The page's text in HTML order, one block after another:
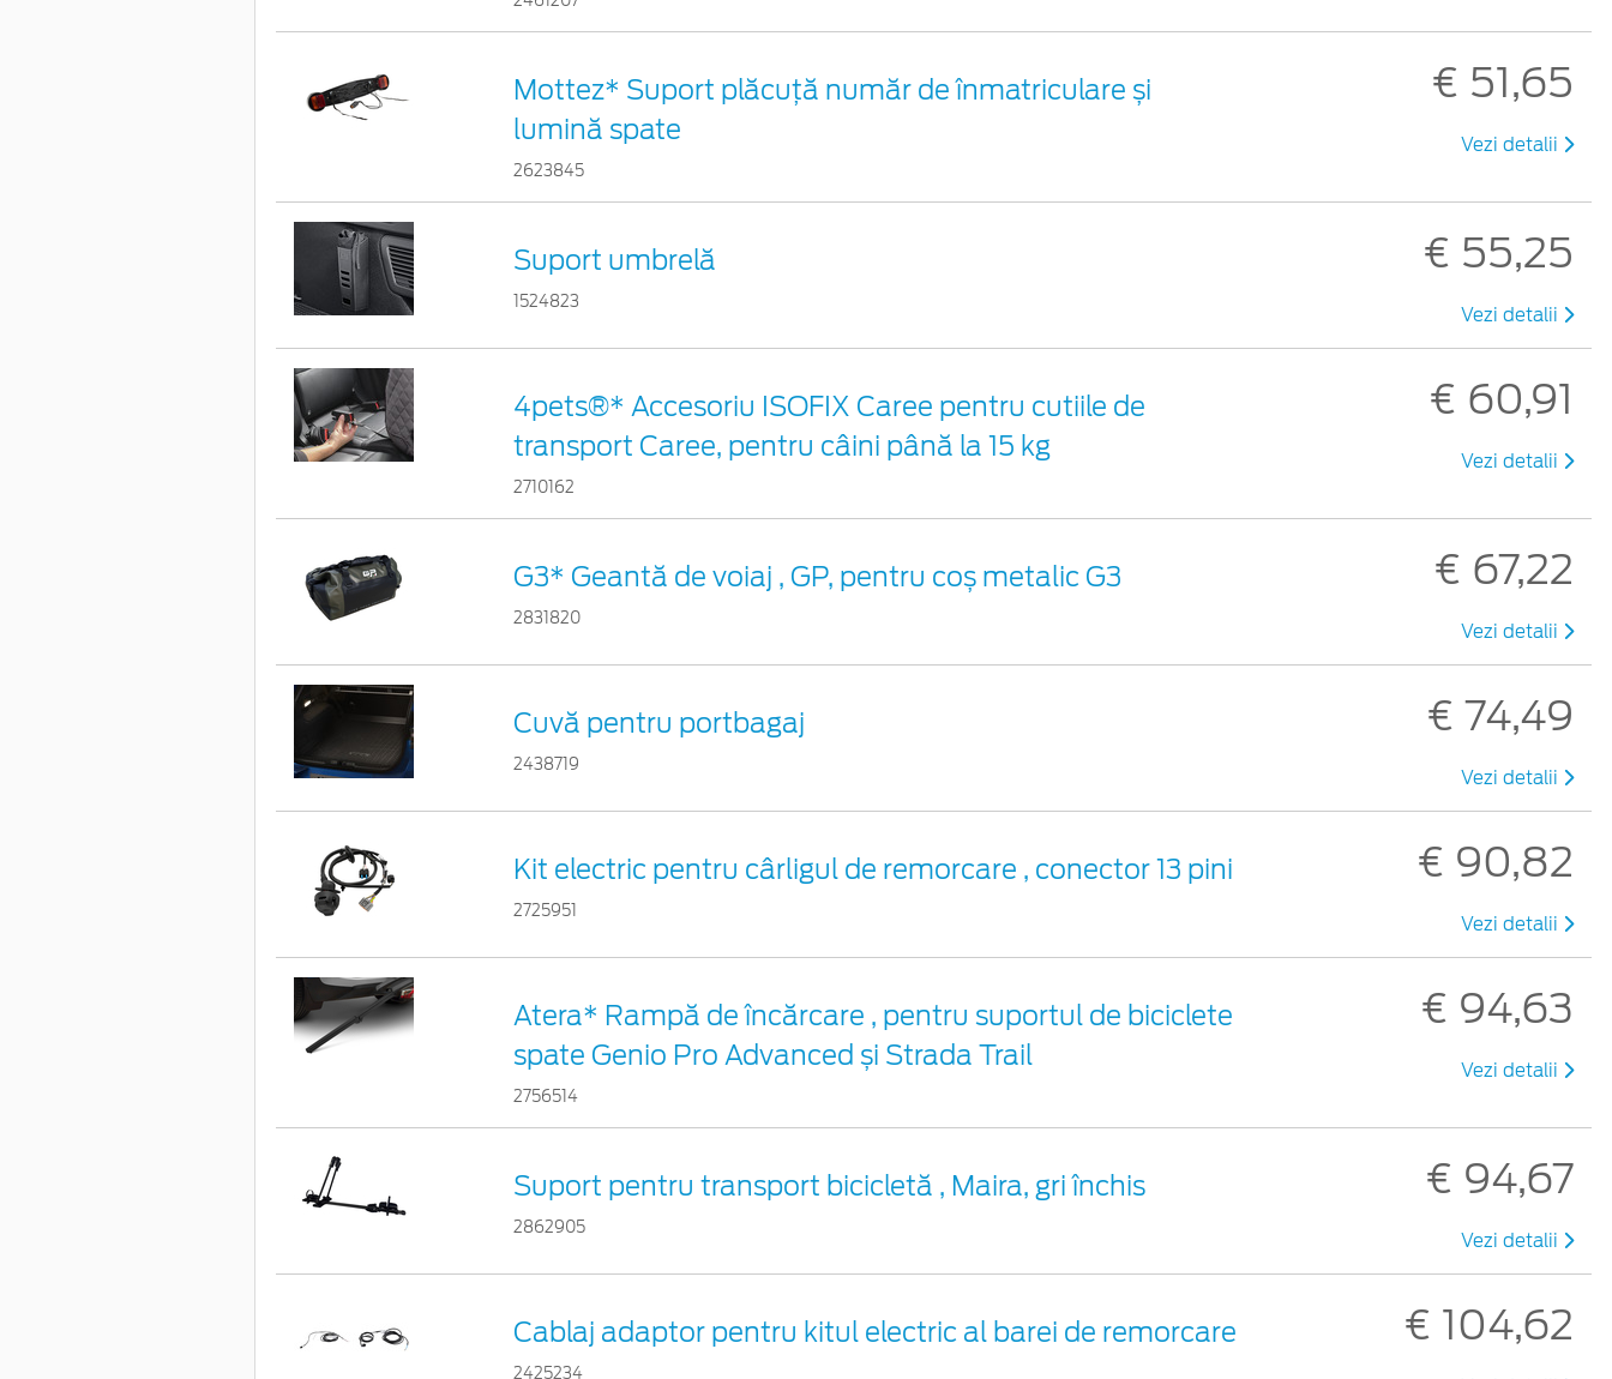
Mottez* Suport plăcuță număr de înmatriculare și
lumină spate
2623845
€ 51,65
Vezi detalii
Suport umbrelă
1524823
€ 55,25
Vezi detalii
4pets®* Accesoriu ISOFIX Caree pentru cutiile de
transport Caree, pentru câini până la 15 kg
2710162
€ 60,91
Vezi detalii
G3* Geantă de voiaj , GP, pentru coș metalic G3
2831820
€ 67,22
Vezi detalii
Cuvă pentru portbagaj
2438719
€ 74,49
Vezi detalii
Kit electric pentru cârligul de remorcare , conector 13 pini
2725951
€ 90,82
Vezi detalii
Atera* Rampă de încărcare , pentru suportul de biciclete
spate Genio Pro Advanced și Strada Trail
2756514
€ 94,63
Vezi detalii
Suport pentru transport bicicletă , Maira, gri închis
2862905
€ 94,67
Vezi detalii
Cablaj adaptor pentru kitul electric al barei de remorcare
2425234
€ 104,62